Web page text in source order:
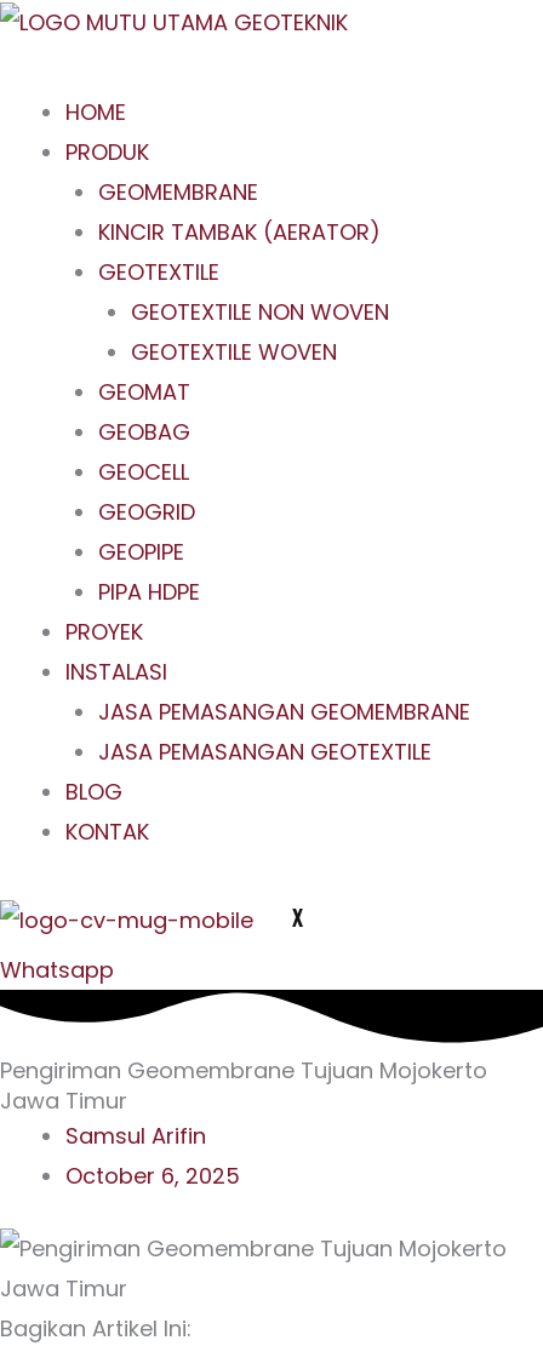
Skip
contentHOME
PRODUK
GEOMEMBRANE
KINCIR TAMBAK (AERATOR)
GEOTEXTILE
GEOTEXTILE NON WOVEN
GEOTEXTILE WOVEN
GEOMAT
GEOBAG
GEOCELL
GEOGRID
GEOPIPE
PIPA HDPE
PROYEK
INSTALASI
JASA PEMASANGAN GEOMEMBRANE
JASA PEMASANGAN GEOTEXTILE
BLOG
KONTAK
X
Whatsapp
Pengiriman Geomembrane Tujuan Mojokerto
Jawa Timur
Samsul Arifin
October 6, 2025
Bagikan Artikel Ini: